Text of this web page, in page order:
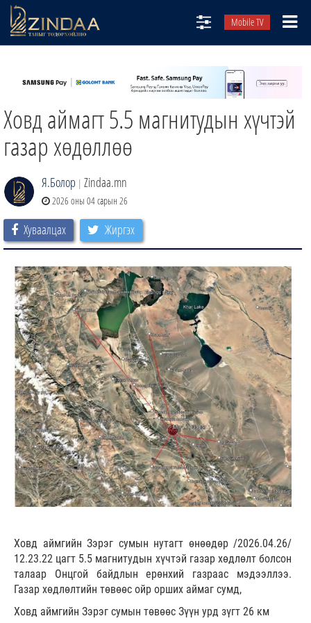
Mobile TV
ТВ8
ӨГЛӨӨНИЙ СОНИН
АУДИО ЗОХИОЛ
ЗИНДАА СЭТГҮҮЛ
Ховд аймагт 5.5 магнитудын хүчтэй
газар хөдөллөө
Я.Болор | Zindaa.mn
2026 оны 04 сарын 26
Хуваалцах Жиргэх
Ховд аймгийн Зэрэг сумын нутагт өнөөдөр /2026.04.26/
12.23.22 цагт 5.5 магнитудын хүчтэй газар хөдлөлт болсон
талаар Онцгой байдлын ерөнхий газраас мэдээллээ.
Газар хөдлөлтийн төвөөс ойр орших аймаг сумд,
Ховд аймгийн Зэрэг сумын төвөөс Зүүн урд зүгт 26 км